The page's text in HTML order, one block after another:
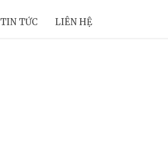
TIN TỨC LIÊN HỆ